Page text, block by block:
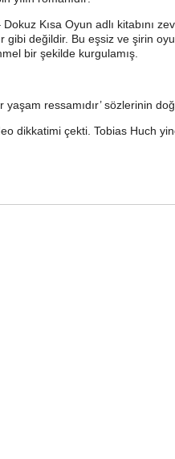
Kısa Oyun adlı kitabını
gibi değildir. Bu eşsiz ve şirin
bir şekilde kurgulamış.
ressamıdır’ sözlerinin
dikkatimi çekti. Tobias Huch